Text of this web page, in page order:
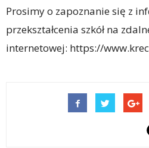
Prosimy o zapoznanie się z
przekształcenia szkół na
internetowej: https://